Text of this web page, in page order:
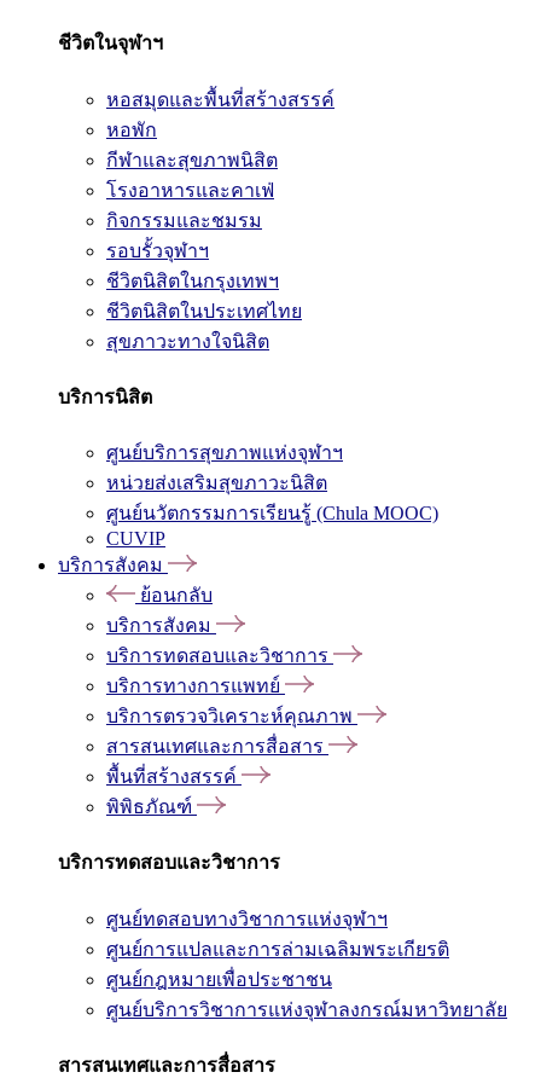
ชีวิตในจุฬาฯ
หอสมุดและพื้นที่สร้างสรรค์
หอพัก
กีฬาและสุขภาพนิสิต
โรงอาหารและคาเฟ่
กิจกรรมและชมรม
รอบรั้วจุฬาฯ
ชีวิตนิสิตในกรุงเทพฯ
ชีวิตนิสิตในประเทศไทย
สุขภาวะทางใจนิสิต
บริการนิสิต
ศูนย์บริการสุขภาพแห่งจุฬาฯ
หน่วยส่งเสริมสุขภาวะนิสิต
ศูนย์นวัตกรรมการเรียนรู้ (Chula MOOC)
CUVIP
บริการสังคม
ย้อนกลับ
บริการสังคม
บริการทดสอบและวิชาการ
บริการทางการแพทย์
บริการตรวจวิเคราะห์คุณภาพ
สารสนเทศและการสื่อสาร
พื้นที่สร้างสรรค์
พิพิธภัณฑ์
บริการทดสอบและวิชาการ
ศูนย์ทดสอบทางวิชาการแห่งจุฬาฯ
ศูนย์การแปลและการล่ามเฉลิมพระเกียรติ
ศูนย์กฎหมายเพื่อประชาชน
ศูนย์บริการวิชาการแห่งจุฬาลงกรณ์มหาวิทยาลัย
สารสนเทศและการสื่อสาร